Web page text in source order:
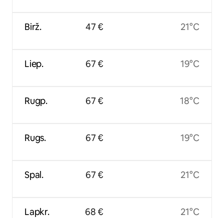
Birž.
Liep.
Rugp.
Rugs.
Spal.
Lapkr.
47 €
67 €
67 €
67 €
67 €
68 €
21°C
19°C
18°C
19°C
21°C
21°C